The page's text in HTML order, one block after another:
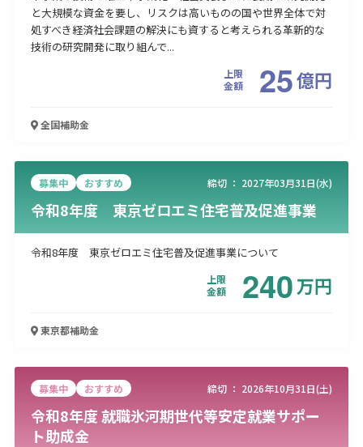
と大規模な資金を要し、リスクは高いものの国や世界全体で対
処すべき経済社会課題の解決にも資すると考えられる革新的な
技術の研究開発に取り組んで...
上限
金額
25億円
全国補助金
募集中 おすすめ 締切 ： 2027年03月31日(水)
令和8年度 東京ゼロエミ住宅普及促進事業
令和8年度 東京ゼロエミ住宅普及促進事業について
上限
金額
240万円
東京都補助金
募集中 おすすめ 締切 ： 2026年10月31日(土)
令和8年度 就職氷河期世代等安定就業サポー
ト助成金